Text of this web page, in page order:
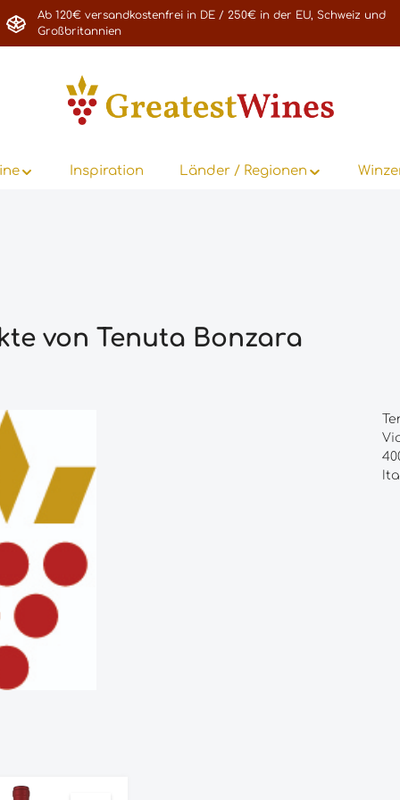
Ab 120€ versandkostenfrei in DE / 250€ in der EU, Schweiz und
Großbritannien
Inspiration Länder / Regionen
von Tenuta Bonzara